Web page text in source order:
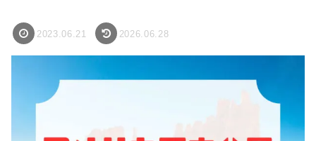
2023.06.21 2026.06.28